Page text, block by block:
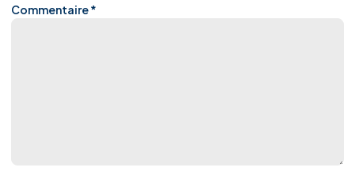
Commentaire*